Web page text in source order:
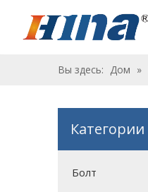
Вы здесь: Дом »
Болт